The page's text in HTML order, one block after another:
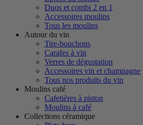
Duos et combi 2 en 1
Accessoires moulins
Tous les moulins
Autour du vin
Tire-bouchons
Carafes à vin
Verres de dégustation
Accessoires vin et champagne
Tous nos produits du vin
Moulins café
Cafetières à piston
Moulins à café
Collections céramique